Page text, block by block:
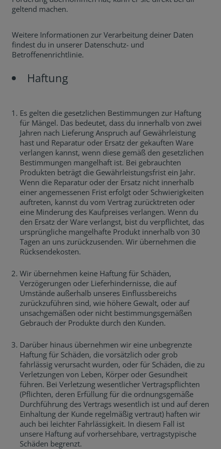
geltend machen.
Weitere Informationen zur Verarbeitung deiner Daten
findest du in unserer Datenschutz- und
Betroffenenrichtlinie.
Haftung
Es gelten die gesetzlichen Bestimmungen zur Haftung
für Mängel. Das bedeutet, dass du innerhalb von zwei
Jahren nach Lieferung Anspruch auf Gewährleistung
hast und Reparatur oder Ersatz der gekauften Ware
verlangen kannst, wenn diese gemäß den gesetzlichen
Bestimmungen mangelhaft ist. Bei gebrauchten
Produkten beträgt die Gewährleistungsfrist ein Jahr.
Wenn die Reparatur oder der Ersatz nicht innerhalb
einer angemessenen Frist erfolgt oder Schwierigkeiten
auftreten, kannst du vom Vertrag zurücktreten oder
eine Minderung des Kaufpreises verlangen. Wenn du
den Ersatz der Ware verlangst, bist du verpflichtet, das
ursprüngliche mangelhafte Produkt innerhalb von 30
Tagen an uns zurückzusenden. Wir übernehmen die
Rücksendekosten.
Wir übernehmen keine Haftung für Schäden,
Verzögerungen oder Lieferhindernisse, die auf
Umstände außerhalb unseres Einflussbereichs
zurückzuführen sind, wie höhere Gewalt, oder auf
unsachgemäßen oder nicht bestimmungsgemäßen
Gebrauch der Produkte durch den Kunden.
Darüber hinaus übernehmen wir eine unbegrenzte
Haftung für Schäden, die vorsätzlich oder grob
fahrlässig verursacht wurden, oder für Schäden, die zu
Verletzungen von Leben, Körper oder Gesundheit
führen. Bei Verletzung wesentlicher Vertragspflichten
(Pflichten, deren Erfüllung für die ordnungsgemäße
Durchführung des Vertrags wesentlich ist und auf deren
Einhaltung der Kunde regelmäßig vertraut) haften wir
auch bei leichter Fahrlässigkeit. In diesem Fall ist
unsere Haftung auf vorhersehbare, vertragstypische
Schäden begrenzt.